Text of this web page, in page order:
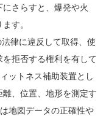
さらすと、爆発や火
す。
律に違反して取得、使
拒否する権利を有して
ットネス補助装置とし
、位置、地形を測定す
地図データの正確性や